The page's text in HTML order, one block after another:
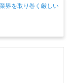
界を取り巻く厳しい